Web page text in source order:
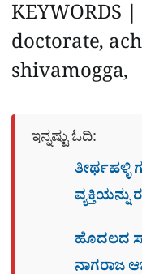
KEYWORDS
doctorate,
shivamogga,
ಇನ್ನಷ್ಟು ಓದಿ:
ತೀರ್ಥಹಳ್ಳಿ
ಹೊದಲದ
ನಾಗರಾಜ